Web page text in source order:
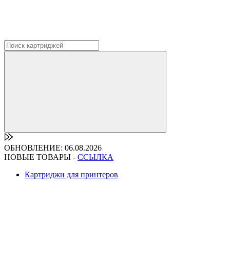
ОБНОВЛЕНИЕ: 06.08.2026
НОВЫЕ ТОВАРЫ - ССЫЛКА
Картриджи для принтеров